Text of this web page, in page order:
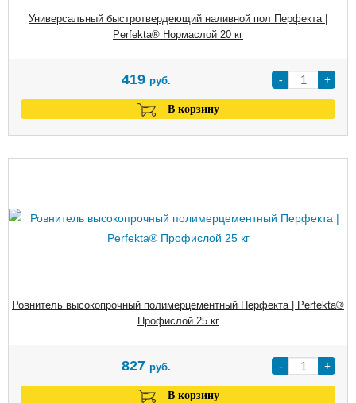
Универсальный быстротвердеющий наливной пол Перфекта |
Perfekta® Нормаслой 20 кг
- +
419 руб.
В корзину
Ровнитель высокопрочный полимерцементный Перфекта | Perfekta®
Профислой 25 кг
- +
827 руб.
В корзину